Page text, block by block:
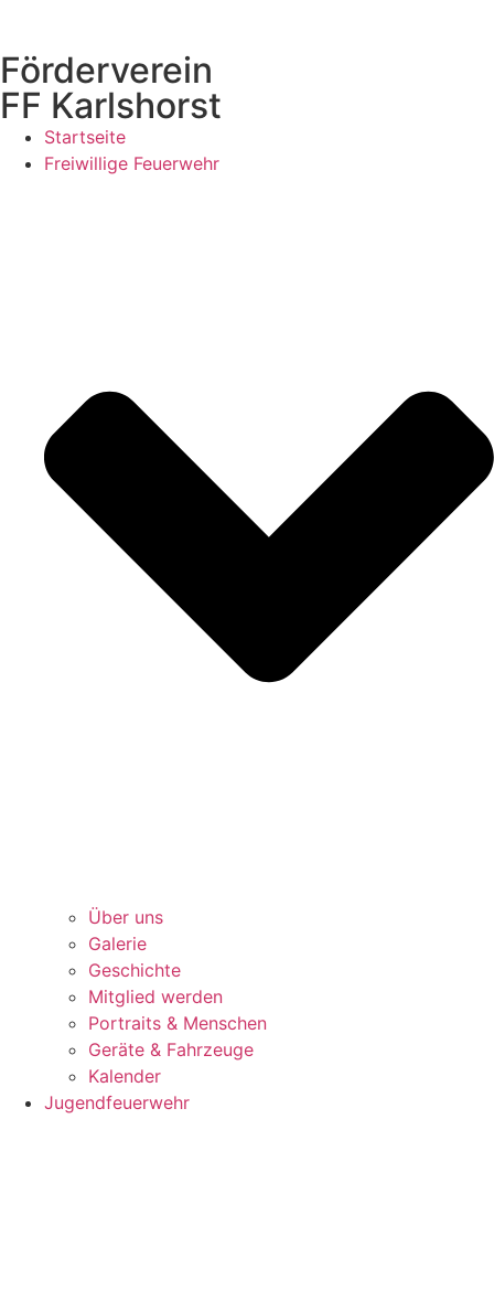
Förderverein
FF Karlshorst
Startseite
Freiwillige Feuerwehr
Über uns
Galerie
Geschichte
Mitglied werden
Portraits & Menschen
Geräte & Fahrzeuge
Kalender
Jugendfeuerwehr